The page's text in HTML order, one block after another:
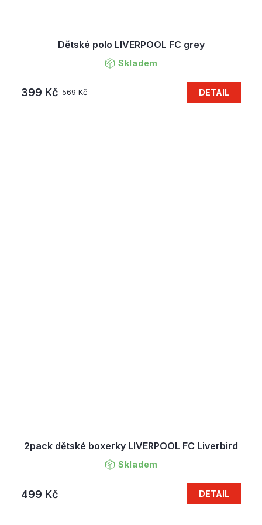
Dětské polo LIVERPOOL FC grey
Skladem
569 Kč
399 Kč DETAIL
2pack dětské boxerky LIVERPOOL FC Liverbird
Skladem
499 Kč DETAIL